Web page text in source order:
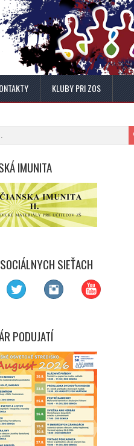
KLUBY PRI ZOS
IMUNITA
SIEŤACH
PODUJATÍ